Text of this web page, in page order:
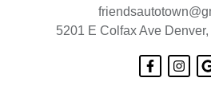
5201 E Colfax Ave